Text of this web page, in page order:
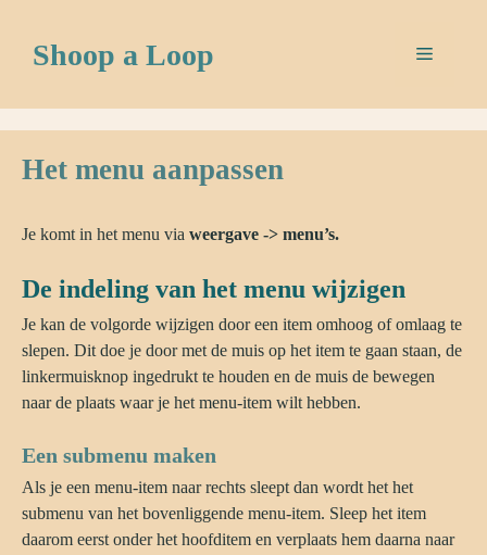
Shoop a Loop Menu
Het menu aanpassen
Je komt in het menu via weergave -> menu’s.
De indeling van het menu wijzigen
Je kan de volgorde wijzigen door een item omhoog of omlaag te
slepen. Dit doe je door met de muis op het item te gaan staan, de
linkermuisknop ingedrukt te houden en de muis de bewegen
naar de plaats waar je het menu-item wilt hebben.
Een submenu maken
Als je een menu-item naar rechts sleept dan wordt het het
submenu van het bovenliggende menu-item. Sleep het item
daarom eerst onder het hoofditem en verplaats hem daarna naar